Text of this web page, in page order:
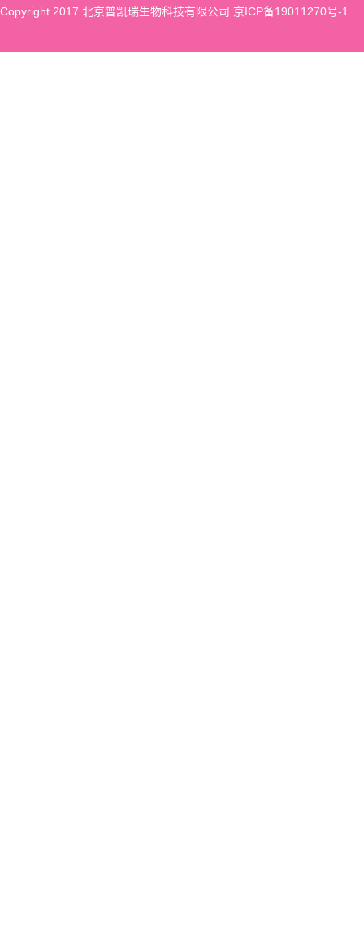
Copyright 2017 北京普凯瑞生物科技有限公司 京ICP备19011270号-1